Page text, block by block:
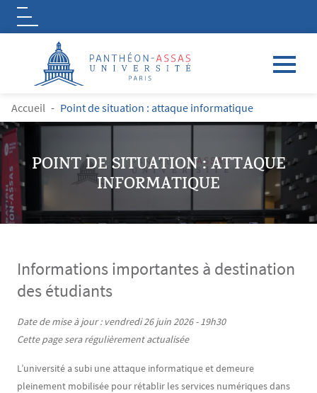
Aller au contenu principal
Logo
FIL D'ARIANE
Accueil Point de situation : attaque informatique
POINT DE SITUATION : ATTAQUE
INFORMATIQUE
Informations importantes à destination
des étudiants
Contenu
Texte
Date de mise à jour : vendredi 26 juin 2026 - 19h30
Cette page sera régulièrement actualisée
L’université a subi une attaque informatique et demeure
pleinement mobilisée pour rétablir les services numériques dans